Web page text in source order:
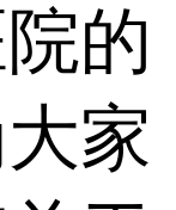
的
家